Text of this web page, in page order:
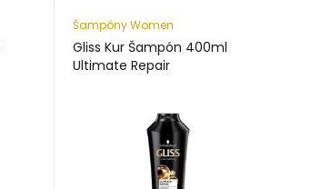
Šampóny Women
Gliss Kur Šampón 400ml
Ultimate Repair